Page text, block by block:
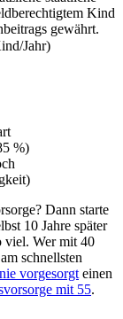
Kind
gewährt.
Jahr)
%)
Dann starte
10 Jahre später
viel. Wer mit 40
schnellsten
vorgesorgt einen
mit 55.